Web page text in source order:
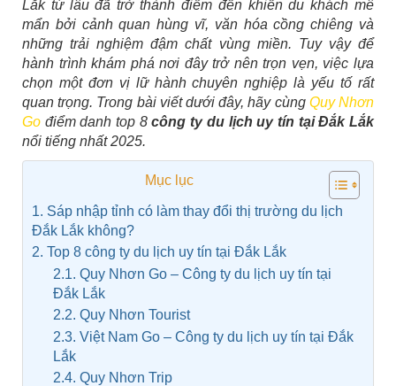
Lắk từ lâu đã trở thành điểm đến khiến du khách mê
mẩn bởi cảnh quan hùng vĩ, văn hóa cồng chiêng và
những trải nghiệm đậm chất vùng miền. Tuy vậy để
hành trình khám phá nơi đây trở nên trọn vẹn, việc lựa
chọn một đơn vị lữ hành chuyên nghiệp là yếu tố rất
quan trọng. Trong bài viết dưới đây, hãy cùng Quy Nhơn
Go điểm danh top 8công ty du lịch uy tín tại Đắk Lắk
nổi tiếng nhất 2025.
Mục lục
1. Sáp nhập tỉnh có làm thay đổi thị trường du lịch
Đắk Lắk không?
2. Top 8 công ty du lịch uy tín tại Đắk Lắk
2.1. Quy Nhơn Go – Công ty du lịch uy tín tại
Đắk Lắk
2.2. Quy Nhơn Tourist
2.3. Việt Nam Go – Công ty du lịch uy tín tại Đắk
Lắk
2.4. Quy Nhơn Trip